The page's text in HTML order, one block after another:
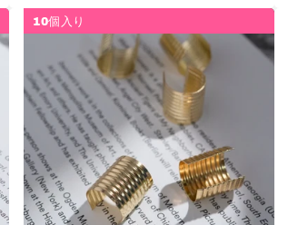
格
10個入り